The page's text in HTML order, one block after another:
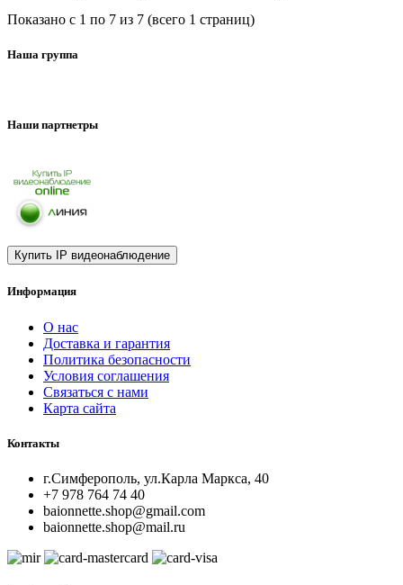
Показано с 1 по 7 из 7 (всего 1 страниц)
Наша группа
Наши партнетры
Информация
О нас
Доставка и гарантия
Политика безопасности
Условия соглашения
Связаться с нами
Карта сайта
Контакты
г.Симферополь, ул.Карла Маркса, 40
+7 978 764 74 40
baionnette.shop@gmail.com
baionnette.shop@mail.ru